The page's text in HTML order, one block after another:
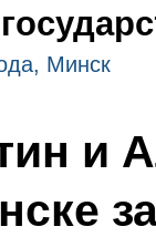
Минск
и